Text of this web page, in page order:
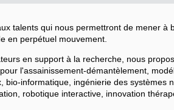
talents qui nous permettront de mener à
en perpétuel mouvement.
en support à la recherche, nous
l'assainissement-démantèlement,
informatique, ingénierie des systèmes
robotique interactive, innovation